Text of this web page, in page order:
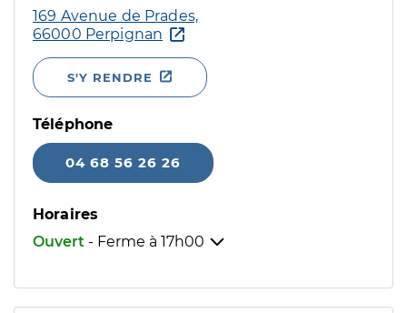
169 Avenue de Prades,
66000 Perpignan
S'Y RENDRE
Téléphone
04 68 56 26 26
Horaires
Ouvert - Ferme à 17h00